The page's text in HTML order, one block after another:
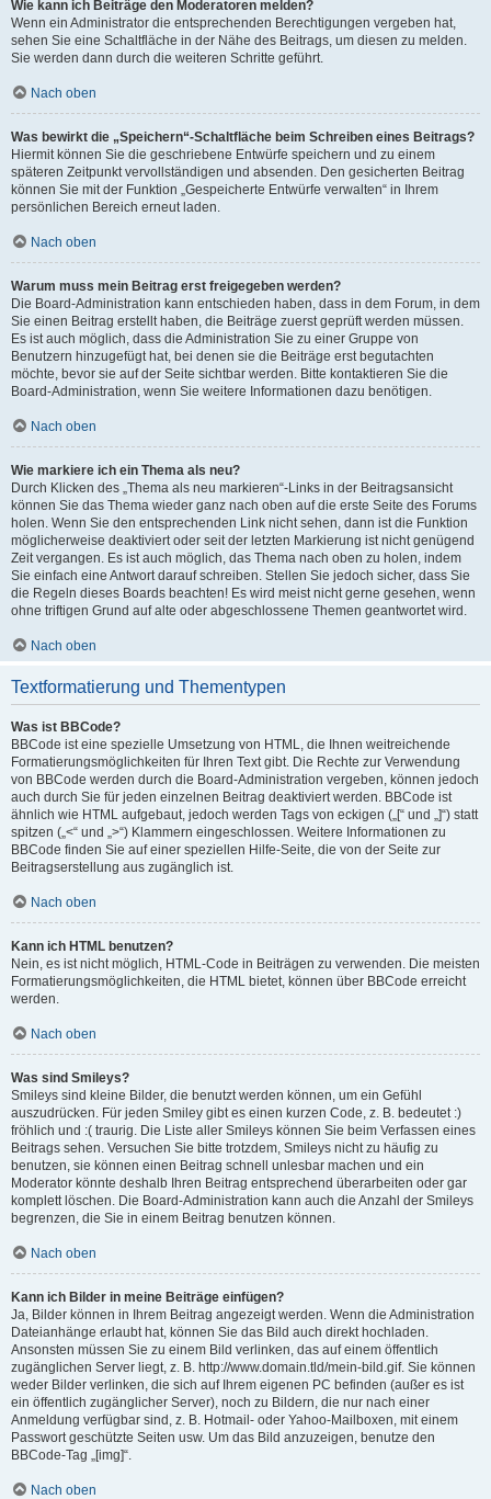
Wie kann ich Beiträge den Moderatoren melden?
Wenn ein Administrator die entsprechenden Berechtigungen vergeben hat,
sehen Sie eine Schaltfläche in der Nähe des Beitrags, um diesen zu melden.
Sie werden dann durch die weiteren Schritte geführt.
Nach oben
Was bewirkt die „Speichern“-Schaltfläche beim Schreiben eines Beitrags?
Hiermit können Sie die geschriebene Entwürfe speichern und zu einem
späteren Zeitpunkt vervollständigen und absenden. Den gesicherten Beitrag
können Sie mit der Funktion „Gespeicherte Entwürfe verwalten“ in Ihrem
persönlichen Bereich erneut laden.
Nach oben
Warum muss mein Beitrag erst freigegeben werden?
Die Board-Administration kann entschieden haben, dass in dem Forum, in dem
Sie einen Beitrag erstellt haben, die Beiträge zuerst geprüft werden müssen.
Es ist auch möglich, dass die Administration Sie zu einer Gruppe von
Benutzern hinzugefügt hat, bei denen sie die Beiträge erst begutachten
möchte, bevor sie auf der Seite sichtbar werden. Bitte kontaktieren Sie die
Board-Administration, wenn Sie weitere Informationen dazu benötigen.
Nach oben
Wie markiere ich ein Thema als neu?
Durch Klicken des „Thema als neu markieren“-Links in der Beitragsansicht
können Sie das Thema wieder ganz nach oben auf die erste Seite des Forums
holen. Wenn Sie den entsprechenden Link nicht sehen, dann ist die Funktion
möglicherweise deaktiviert oder seit der letzten Markierung ist nicht genügend
Zeit vergangen. Es ist auch möglich, das Thema nach oben zu holen, indem
Sie einfach eine Antwort darauf schreiben. Stellen Sie jedoch sicher, dass Sie
die Regeln dieses Boards beachten! Es wird meist nicht gerne gesehen, wenn
ohne triftigen Grund auf alte oder abgeschlossene Themen geantwortet wird.
Nach oben
Textformatierung und Thementypen
Was ist BBCode?
BBCode ist eine spezielle Umsetzung von HTML, die Ihnen weitreichende
Formatierungsmöglichkeiten für Ihren Text gibt. Die Rechte zur Verwendung
von BBCode werden durch die Board-Administration vergeben, können jedoch
auch durch Sie für jeden einzelnen Beitrag deaktiviert werden. BBCode ist
ähnlich wie HTML aufgebaut, jedoch werden Tags von eckigen („[“ und „]“) statt
spitzen („<“ und „>“) Klammern eingeschlossen. Weitere Informationen zu
BBCode finden Sie auf einer speziellen Hilfe-Seite, die von der Seite zur
Beitragserstellung aus zugänglich ist.
Nach oben
Kann ich HTML benutzen?
Nein, es ist nicht möglich, HTML-Code in Beiträgen zu verwenden. Die meisten
Formatierungsmöglichkeiten, die HTML bietet, können über BBCode erreicht
werden.
Nach oben
Was sind Smileys?
Smileys sind kleine Bilder, die benutzt werden können, um ein Gefühl
auszudrücken. Für jeden Smiley gibt es einen kurzen Code, z. B. bedeutet :)
fröhlich und :( traurig. Die Liste aller Smileys können Sie beim Verfassen eines
Beitrags sehen. Versuchen Sie bitte trotzdem, Smileys nicht zu häufig zu
benutzen, sie können einen Beitrag schnell unlesbar machen und ein
Moderator könnte deshalb Ihren Beitrag entsprechend überarbeiten oder gar
komplett löschen. Die Board-Administration kann auch die Anzahl der Smileys
begrenzen, die Sie in einem Beitrag benutzen können.
Nach oben
Kann ich Bilder in meine Beiträge einfügen?
Ja, Bilder können in Ihrem Beitrag angezeigt werden. Wenn die Administration
Dateianhänge erlaubt hat, können Sie das Bild auch direkt hochladen.
Ansonsten müssen Sie zu einem Bild verlinken, das auf einem öffentlich
zugänglichen Server liegt, z. B. http://www.domain.tld/mein-bild.gif. Sie können
weder Bilder verlinken, die sich auf Ihrem eigenen PC befinden (außer es ist
ein öffentlich zugänglicher Server), noch zu Bildern, die nur nach einer
Anmeldung verfügbar sind, z. B. Hotmail- oder Yahoo-Mailboxen, mit einem
Passwort geschützte Seiten usw. Um das Bild anzuzeigen, benutze den
BBCode-Tag „[img]“.
Nach oben